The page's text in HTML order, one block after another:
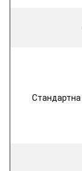
Стандартна